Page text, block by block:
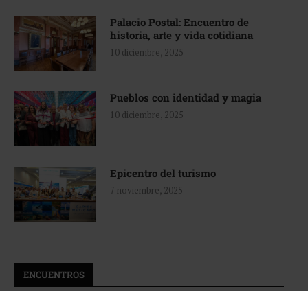
Palacio Postal: Encuentro de
historia, arte y vida cotidiana
10 diciembre, 2025
Pueblos con identidad y magia
10 diciembre, 2025
Epicentro del turismo
7 noviembre, 2025
ENCUENTROS